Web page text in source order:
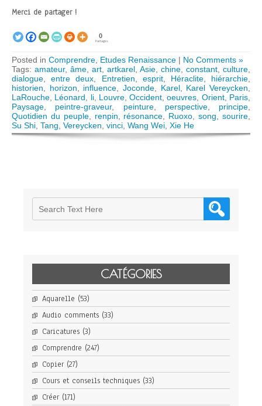
Merci de partager !
0
Partages
Posted in Comprendre Etudes Renaissance | No Comments »
Tags: amateur, âme art artkarel Asie chine constant culture
dialogue ,entre deux Entretien esprit, Héraclite, hiérarchie
historien
horizon influence ,Joconde Karel, Karel Vereycken
LaRouche Léonard li, Louvre,Occident ,oeuvres Orient, Paris
Paysage
peintre-graveur, peinture, perspective, principe
Quotidien du peuple, renpin résonance Ruoxo ,song ,sourire
Su Shi Tang Vereycken vinci Wang Wei Xie He
CATÉGORIES
Aquarelle (53)
Audio comments (33)
Caricatures (3)
Comprendre (247)
Copier (27)
Cours et conseils techniques (33)
Créer (171)